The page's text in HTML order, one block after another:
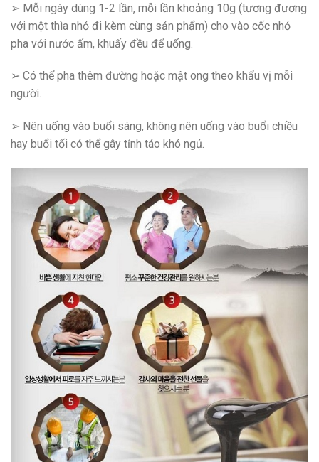
➢ Mỗi ngày dùng 1-2 lần, mỗi lần khoảng 10g (tương đương
với một thìa nhỏ đi kèm cùng sản phẩm) cho vào cốc nhỏ
pha với nước ấm, khuấy đều để uống.
➢ Có thể pha thêm đường hoặc mật ong theo khẩu vị mỗi
người.
➢ Nên uống vào buổi sáng, không nên uống vào buổi chiều
hay buổi tối có thể gây tỉnh táo khó ngủ.